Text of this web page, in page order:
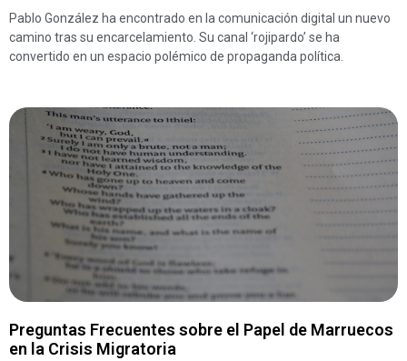
Pablo González ha encontrado en la comunicación digital un nuevo
camino tras su encarcelamiento. Su canal ‘rojipardo’ se ha
convertido en un espacio polémico de propaganda política.
Preguntas Frecuentes sobre el Papel de Marruecos
en la Crisis Migratoria